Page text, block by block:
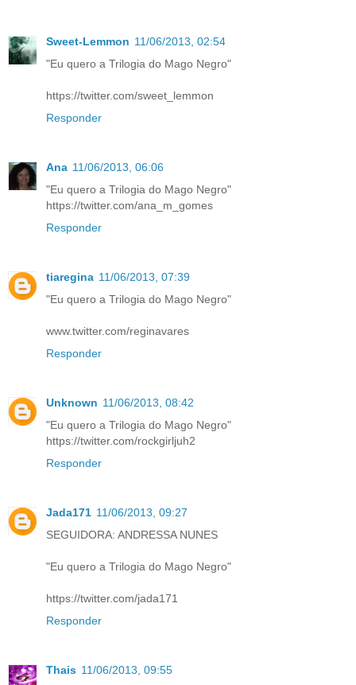
Sweet-Lemmon 11/06/2013, 02:54
"Eu quero a Trilogia do Mago Negro"
https://twitter.com/sweet_lemmon
Responder
Ana 11/06/2013, 06:06
"Eu quero a Trilogia do Mago Negro"
https://twitter.com/ana_m_gomes
Responder
tiaregina 11/06/2013, 07:39
"Eu quero a Trilogia do Mago Negro"
www.twitter.com/reginavares
Responder
Unknown 11/06/2013, 08:42
"Eu quero a Trilogia do Mago Negro"
https://twitter.com/rockgirljuh2
Responder
Jada171 11/06/2013, 09:27
SEGUIDORA: ANDRESSA NUNES
"Eu quero a Trilogia do Mago Negro"
https://twitter.com/jada171
Responder
Thais 11/06/2013, 09:55